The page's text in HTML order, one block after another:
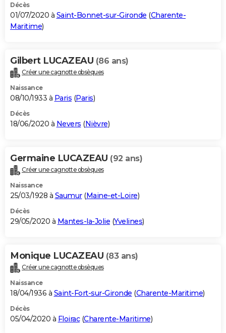
Décès
01/07/2020 à Saint-Bonnet-sur-Gironde (Charente-
Maritime)
Gilbert LUCAZEAU (86 ans)
Créer une cagnotte obsèques
Naissance
08/10/1933 à Paris (Paris)
Décès
18/06/2020 à Nevers (Nièvre)
Germaine LUCAZEAU (92 ans)
Créer une cagnotte obsèques
Naissance
25/03/1928 à Saumur(Maine-et-Loire)
Décès
29/05/2020 à Mantes-la-Jolie (Yvelines)
Monique LUCAZEAU (83 ans)
Créer une cagnotte obsèques
Naissance
18/04/1936 à Saint-Fort-sur-Gironde (Charente-Maritime)
Décès
05/04/2020 à Floirac(Charente-Maritime)